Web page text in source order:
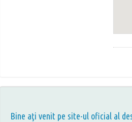
Bine aţi venit pe site-ul oficial al